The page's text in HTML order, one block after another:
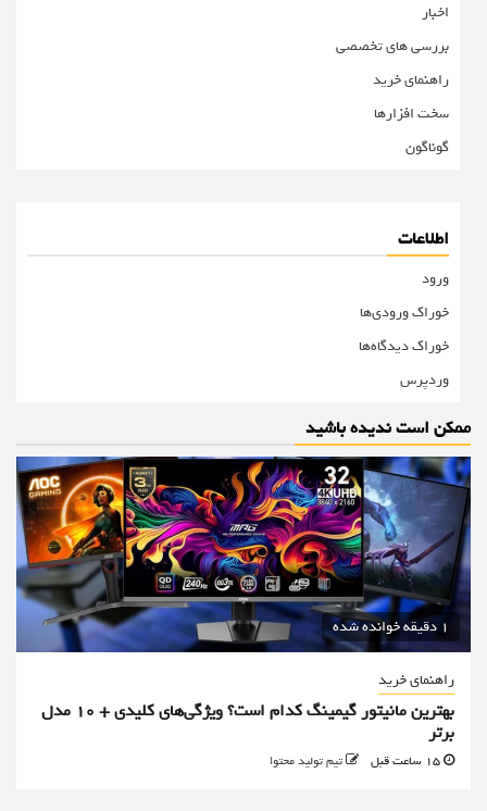
اخبار
بررسی های تخصصی
راهنمای خرید
سخت افزارها
گوناگون
اطلاعات
ورود
خوراک ورودی‌ها
خوراک دیدگاه‌ها
وردپرس
ممکن است ندیده باشید
1 دقیقه خوانده شده
راهنمای خرید
بهترین مانیتور گیمینگ کدام است؟ ویژگی‌های کلیدی + 10 مدل
برتر
تیم تولید محتوا